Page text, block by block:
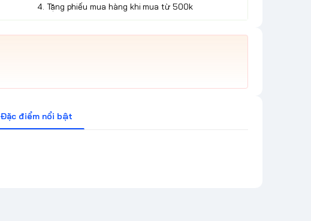
4. Tặng phiếu mua hàng khi mua từ 500k
Đặc điểm nổi bật